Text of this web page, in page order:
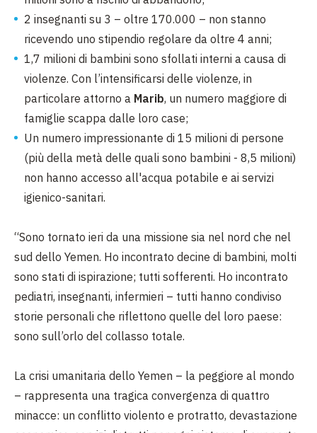
2 insegnanti su 3 – oltre 170.000 – non stanno
ricevendo uno stipendio regolare da oltre 4 anni;
1,7 milioni di bambini sono sfollati interni a causa di
violenze. Con l’intensificarsi delle violenze, in
particolare attorno a Marib, un numero maggiore di
famiglie scappa dalle loro case;
Un numero impressionante di 15 milioni di persone
(più della metà delle quali sono bambini - 8,5 milioni)
non hanno accesso all'acqua potabile e ai servizi
igienico-sanitari.
“Sono tornato ieri da una missione sia nel nord che nel
sud dello Yemen. Ho incontrato decine di bambini, molti
sono stati di ispirazione; tutti sofferenti. Ho incontrato
pediatri, insegnanti, infermieri – tutti hanno condiviso
storie personali che riflettono quelle del loro paese:
sono sull’orlo del collasso totale.
La crisi umanitaria dello Yemen – la peggiore al mondo
– rappresenta una tragica convergenza di quattro
minacce: un conflitto violento e protratto, devastazione